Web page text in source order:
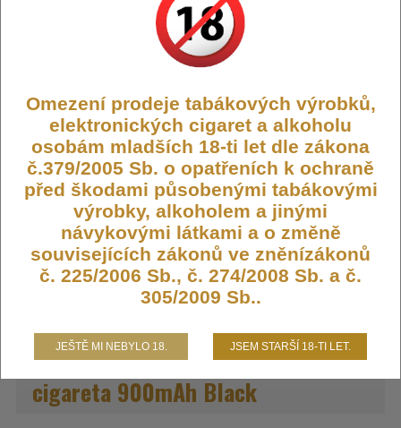
Kód:
CIG-JOYE-EVIOM-900-BK
Dostupnost: Skladem
Počet ks:
12 ks
299,- KČ
DO KOŠÍKU
Joyetech EVIO M Pod elektronická
cigareta 900mAh Black
Omezení prodeje tabákových výrobků,
elektronických cigaret a alkoholu
osobám mladších 18-ti let dle zákona
č.379/2005 Sb. o opatřeních k ochraně
před škodami působenými tabákovými
výrobky, alkoholem a jinými
návykovými látkami a o změně
souvisejících zákonů ve zněnízákonů
č. 225/2006 Sb., č. 274/2008 Sb. a č.
305/2009 Sb..
JEŠTĚ MI NEBYLO 18. JSEM STARŠÍ 18-TI LET.